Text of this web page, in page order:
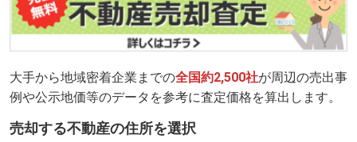
大手から地域密着企業までの全国約2,500社が周辺の売出事
例や公示地価等のデータを参考に査定価格を算出します。
売却する不動産の住所を選択